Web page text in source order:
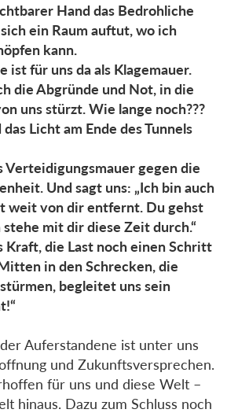
Hand das Bedrohliche
ein Raum auftut, wo ich
kann.
ist für uns da als Klagemauer.
die Abgründe und Not, in die
uns stürzt. Wie lange noch???
das Licht am Ende des Tunnels
Verteidigungsmauer gegen die
Und sagt uns: „Ich bin auch
weit von dir entfernt. Du gehst
mit dir diese Zeit durch.“
Kraft, die Last noch einen Schritt
in den Schrecken, die
begleitet uns sein
Auferstandene ist unter uns
und Zukunftsversprechen.
für uns und diese Welt –
hinaus. Dazu zum Schluss noch